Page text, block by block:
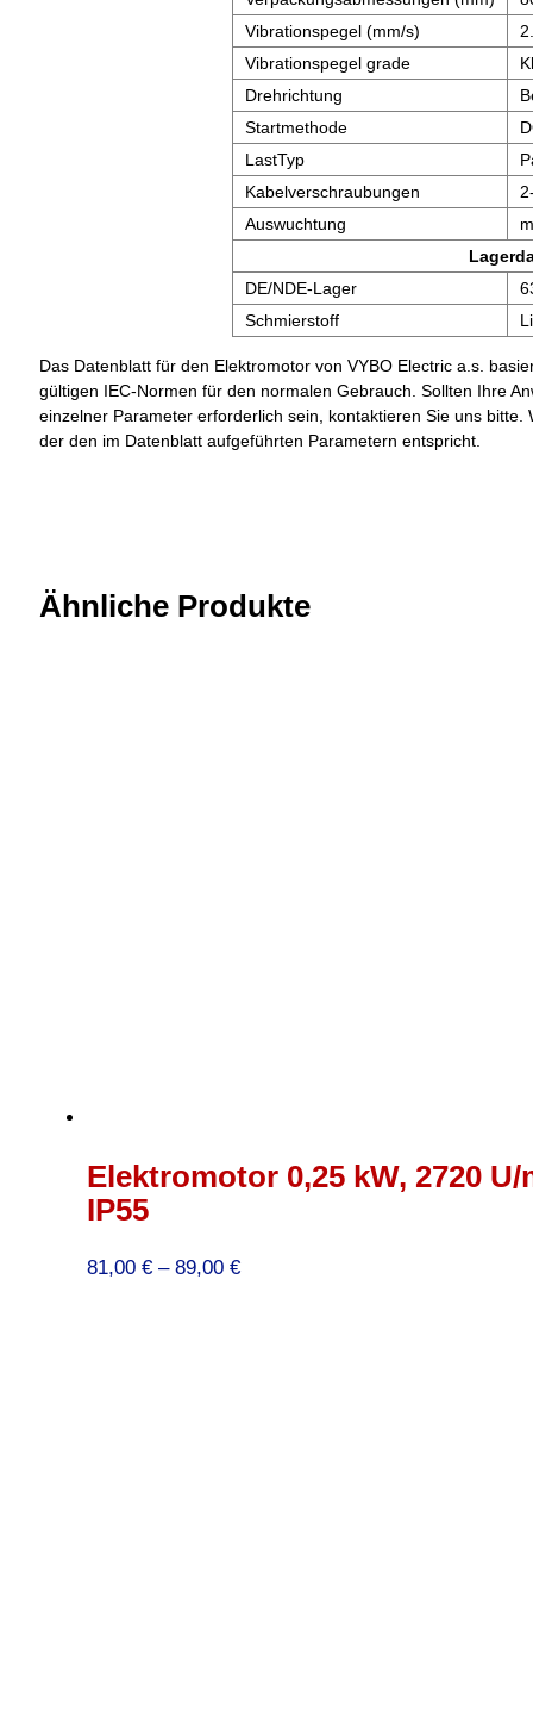
Vibrationspegel (mm/s)
Vibrationspegel grade
Drehrichtung
Startmethode
LastTyp
Kabelverschraubungen
Auswuchtung
DE/NDE-Lager
Schmierstoff
Das Datenblatt für den Elektromotor von VYBO Electric a.s.
gültigen IEC-Normen für den normalen Gebrauch. Sollten Ihre
einzelner Parameter erforderlich sein, kontaktieren Sie uns
der den im Datenblatt aufgeführten Parametern entspricht.
Ähnliche Produkte
Elektromotor 0,25 kW, 2720 U/
IP55
81,00 € – 89,00 €Preisspanne: